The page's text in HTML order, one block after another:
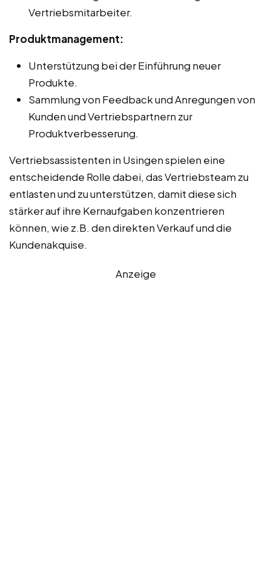
Vertriebsmitarbeiter.
Produktmanagement:
Unterstützung bei der Einführung neuer
Produkte.
Sammlung von Feedback und Anregungen von
Kunden und Vertriebspartnern zur
Produktverbesserung.
Vertriebsassistenten in Usingen spielen eine
entscheidende Rolle dabei, das Vertriebsteam zu
entlasten und zu unterstützen, damit diese sich
stärker auf ihre Kernaufgaben konzentrieren
können, wie z.B. den direkten Verkauf und die
Kundenakquise.
Anzeige